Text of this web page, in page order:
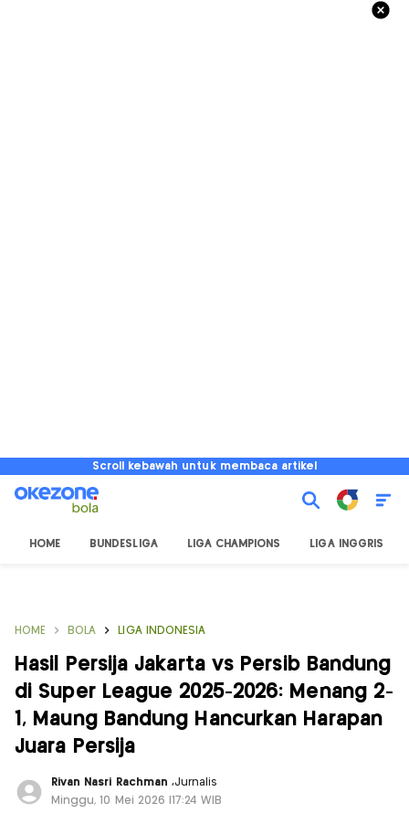
Scroll kebawah untuk membaca artikel
HOME BUNDESLIGA LIGA CHAMPIONS LIGA INGGRIS
HOME BOLA LIGA INDONESIA
Hasil Persija Jakarta vs Persib Bandung
di Super League 2025-2026: Menang 2-
1, Maung Bandung Hancurkan Harapan
Juara Persija
Rivan Nasri Rachman ,Jurnalis
Minggu, 10 Mei 2026 |17:24 WIB